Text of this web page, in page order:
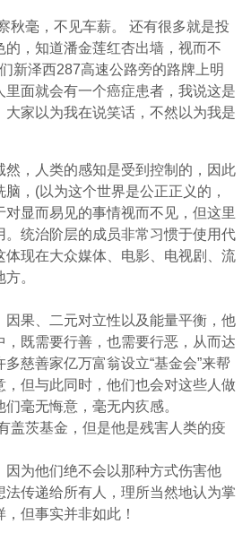
秋毫，不见车薪。 还有很多就是投
的，知道潘金莲红杏出墙，视而不
新泽西287高速公路旁的路牌上明
里面就会有一个癌症患者，我说这是
大家以为我在说笑话，不然以为我是
然，人类的感知是受到控制的，因此
，(以为这个世界是公正正义的，
显而易见的事情视而不见，但这里
。统治阶层的成员非常习惯于使用代
体现在大众媒体、电影、电视剧、流
。
因果、二元对立性以及能量平衡，他
，既需要行善，也需要行恶，从而达
慈善家亿万富翁设立“基金会”来帮
，但与此同时，他们也会对这些人做
毫无悔意，毫无内疚感。
盖茨基金，但是他是残害人类的疫
因为他们绝不会以那种方式伤害他
法传递给所有人，理所当然地认为掌
但事实并非如此！